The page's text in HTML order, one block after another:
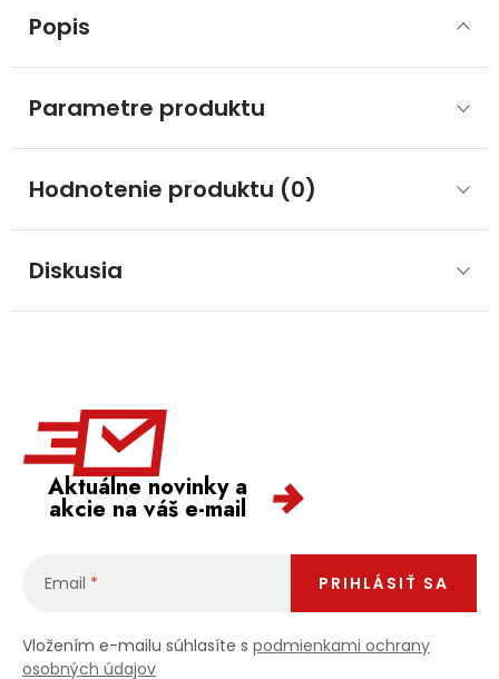
Popis
Parametre produktu
Hodnotenie produktu (0)
Diskusia
Aktuálne novinky a
akcie na váš e-mail
Email
Vložením e-mailu súhlasíte s podmienkami ochrany
osobných údajov
PRIHLÁSIŤ SA